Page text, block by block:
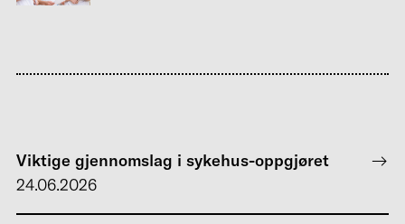
Viktige gjennomslag i sykehus-oppgjøret
24.06.2026